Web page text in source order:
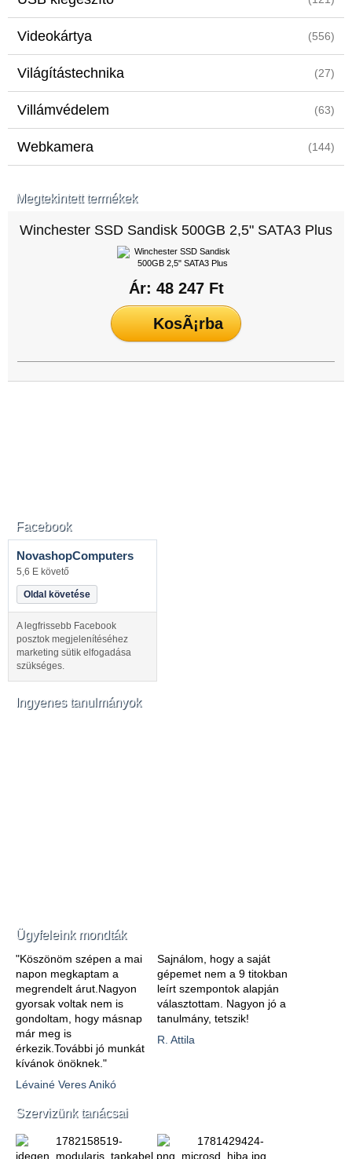
Videokártya (556)
Világítástechnika (27)
Villámvédelem (63)
Webkamera (144)
Megtekintett termékek
Winchester SSD Sandisk 500GB 2,5" SATA3 Plus
Ár: 48 247 Ft
Facebook
NovashopComputers
5,6 E követő
Oldal követése
A legfrissebb Facebook
posztok megjelenítéséhez
marketing sütik elfogadása
szükséges.
Ingyenes tanulmányok
Ügyfeleink mondták
"Köszönöm szépen a mai
napon megkaptam a
megrendelt árut.Nagyon
gyorsak voltak nem is
gondoltam, hogy másnap
már meg is
érkezik.További jó munkát
kívánok önöknek."
Lévainé Veres Anikó
Sajnálom, hogy a saját
gépemet nem a 9 titokban
leírt szempontok alapján
választottam. Nagyon jó a
tanulmány, tetszik!
R. Attila
Szervizünk tanácsai